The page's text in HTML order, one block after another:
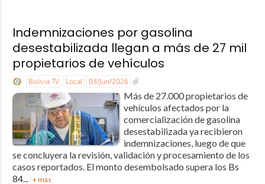
Indemnizaciones por gasolina
desestabilizada llegan a más de 27 mil
propietarios de vehículos
Bolivia TV Local 03/Jun/2026
Más de 27.000 propietarios de
vehículos afectados por la
comercialización de gasolina
desestabilizada ya recibieron
indemnizaciones, luego de que
se concluyera la revisión, validación y procesamiento de los
casos reportados. El monto desembolsado supera los Bs
84... + más